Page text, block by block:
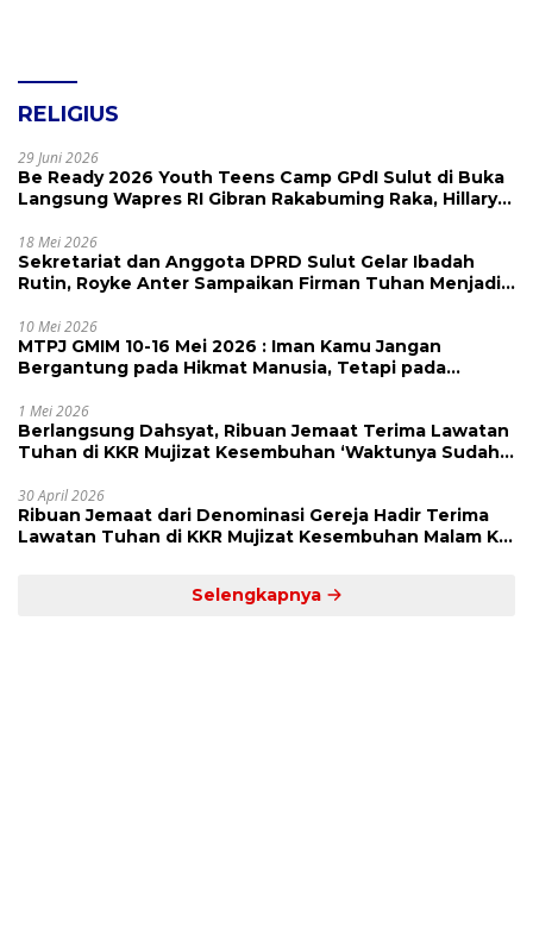
RELIGIUS
29 Juni 2026
Be Ready 2026 Youth Teens Camp GPdI Sulut di Buka
Langsung Wapres RI Gibran Rakabuming Raka, Hillary
18 Mei 2026
Sekretariat dan Anggota DPRD Sulut Gelar Ibadah
Rutin, Royke Anter Sampaikan Firman Tuhan Menjadi
10 Mei 2026
MTPJ GMIM 10-16 Mei 2026 : Iman Kamu Jangan
Bergantung pada Hikmat Manusia, Tetapi pada
1 Mei 2026
Berlangsung Dahsyat, Ribuan Jemaat Terima Lawatan
Tuhan di KKR Mujizat Kesembuhan ‘Waktunya Sudah
30 April 2026
Ribuan Jemaat dari Denominasi Gereja Hadir Terima
Lawatan Tuhan di KKR Mujizat Kesembuhan Malam Ke
Selengkapnya